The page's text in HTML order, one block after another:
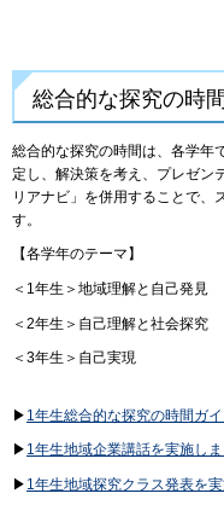
総合的な探究の時間
総合的な探究の時間は、各学年
定し、解決策を考え、プレゼン
リアナビ」を併用することで、
す。
【各学年のテーマ】
＜1年生＞地域理解と自己発見
＜2年生＞自己理解と社会探究
＜3年生＞自己実現
▶ 1年生総合的な探究の時間ガ
▶ 1年生地域企業講話を実施し
▶ 1年生地域探究クラス発表を